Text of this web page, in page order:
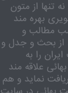
تنها از متون
بهره مند
مطالب و
از بحث و جدل و
را به
علاقه مند
نماید و هم